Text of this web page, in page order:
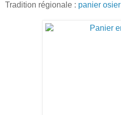
Tradition régionale : panier osier